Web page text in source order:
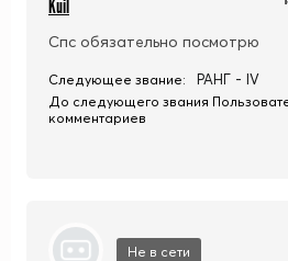
Kuil
Спс обязательно посмотрю
Следующее звание: РАНГ - IV
До следующего звания
комментариев
Не в сети